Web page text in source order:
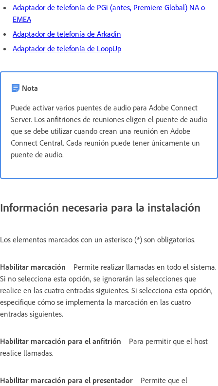
Adaptador de telefonía de PGi (antes, Premiere Global) NA o
EMEA
Adaptador de telefonía de Arkadin
Adaptador de telefonía de LoopUp
Nota
Puede activar varios puentes de audio para Adobe Connect
Server. Los anfitriones de reuniones eligen el puente de audio
que se debe utilizar cuando crean una reunión en Adobe
Connect Central. Cada reunión puede tener únicamente un
puente de audio.
Información necesaria para la instalación
Los elementos marcados con un asterisco (*) son obligatorios.
Habilitar marcación
Permite realizar llamadas en todo el sistema.
Si no selecciona esta opción, se ignorarán las selecciones que
realice en las cuatro entradas siguientes. Si selecciona esta opción,
especifique cómo se implementa la marcación en las cuatro
entradas siguientes.
Habilitar marcación para el anfitrión
Para permitir que el host
realice llamadas.
Habilitar marcación para el presentador
Permite que el